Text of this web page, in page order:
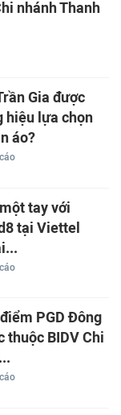
nhánh Thanh
Gia được
hiệu lựa chọn
áo?
tay với
tại Viettel
PGD Đông
thuộc BIDV Chi